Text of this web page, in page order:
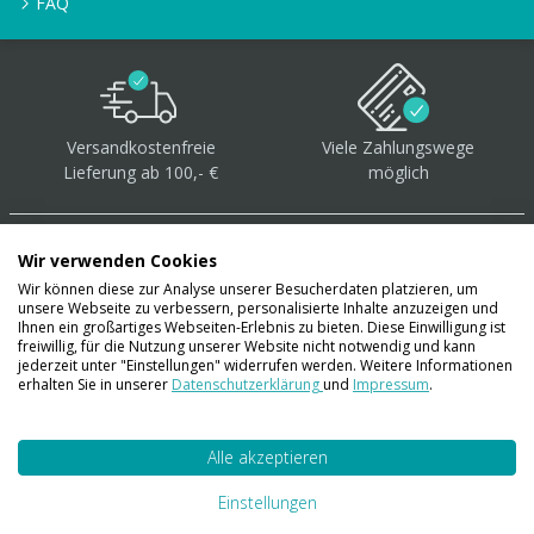
Versandkostenfreie
Lieferung ab 100,- €
Viele Zahlungswege
möglich
Über 40.000 Artikel auf
Lager
Wir verwenden Cookies
Wir können diese zur Analyse unserer Besucherdaten platzieren, um
unsere Webseite zu verbessern, personalisierte Inhalte anzuzeigen und
Ihnen ein großartiges Webseiten-Erlebnis zu bieten. Diese Einwilligung ist
freiwillig, für die Nutzung unserer Website nicht notwendig und kann
jederzeit unter "Einstellungen" widerrufen werden. Weitere Informationen
erhalten Sie in unserer Datenschutzerklärungund Impressum.
Alle akzeptieren
Einstellungen